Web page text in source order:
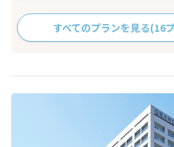
すべてのプランを見る(16